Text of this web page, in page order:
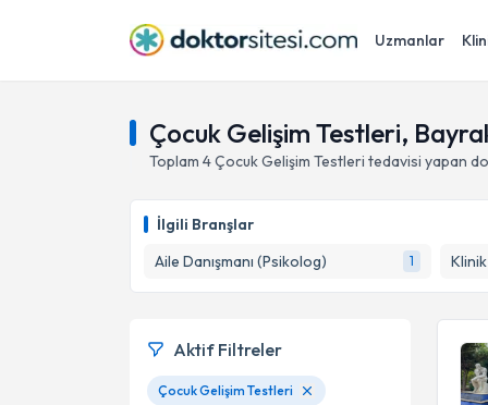
Uzmanlar
Çocuk Gelişim Testleri,
Toplam 4Çocuk Gelişim Testleri tedavisi yapan
İlgili Branşlar
Aile Danışmanı (Psikolog)
1
Aktif Filtreler
Çocuk Gelişim Testleri